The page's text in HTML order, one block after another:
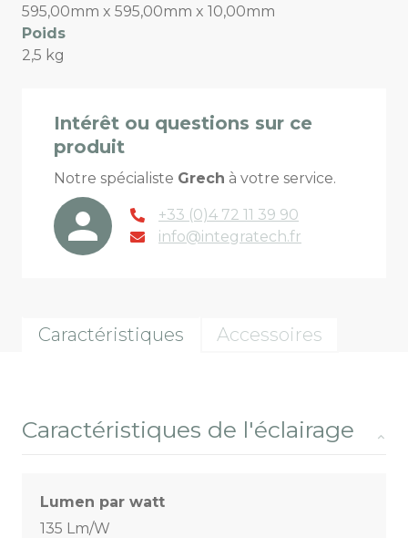
595,00mm x 595,00mm x 10,00mm
Poids
2,5 kg
Intérêt ou questions sur ce
produit
Notre spécialiste Grech à votre service.
+33 (0)4 72 11 39 90
info@integratech.fr
Caractéristiques Accessoires
Caractéristiques de l'éclairage
Lumen par watt
135 Lm/W